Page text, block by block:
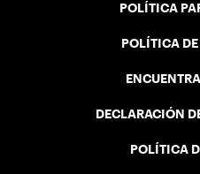
POLÍTICA
POLÍTICA
DECLARACIÓN
POLÍTICA